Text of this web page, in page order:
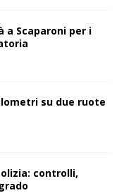
a Scaparoni per i
su due ruote
controlli,